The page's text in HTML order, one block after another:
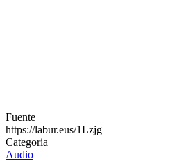
Fuente
https://labur.eus/1Lzjg
Categoria
Audio